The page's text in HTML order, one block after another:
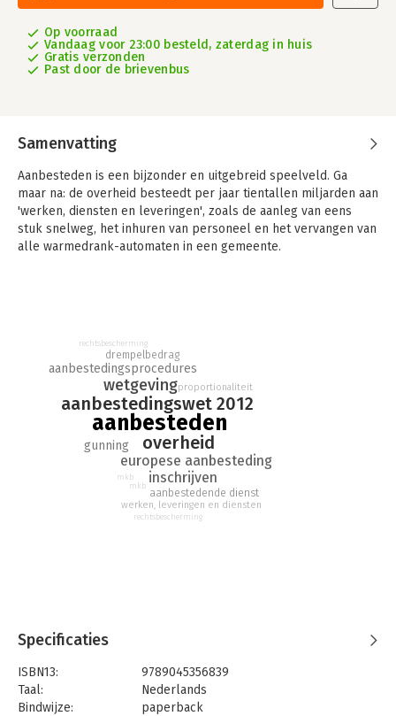
Op voorraad
Vandaag voor 23:00 besteld, zaterdag in huis
Gratis verzonden
Past door de brievenbus
Samenvatting
Aanbesteden is een bijzonder en uitgebreid speelveld. Ga
maar na: de overheid besteedt per jaar tientallen miljarden aan
'werken, diensten en leveringen', zoals de aanleg van eens
stuk snelweg, het inhuren van personeel en het vervangen van
alle warmedrank-automaten in een gemeente.
en nog veel meer. Zo kom je erachter wat aanbesteden voor
jou kan betekenen.
aanbesteden
aanbestedingswet 2012
overheid
wetgeving
europese aanbesteding
inschrijven
aanbestedingsprocedures
gunning
drempelbedrag
aanbestedende dienst
proportionaliteit
werken, leveringen en diensten
rechtsbescherming
mkb
rechtsbescherming
mkb
Specificaties
ISBN13:
9789045356839
Taal:
Nederlands
Bindwijze:
paperback